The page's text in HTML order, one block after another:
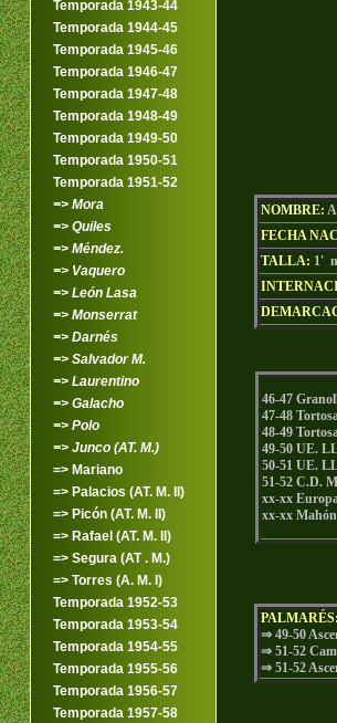
Temporada 1943-44
Temporada 1944-45
Temporada 1945-46
Temporada 1946-47
Temporada 1947-48
Temporada 1948-49
Temporada 1949-50
Temporada 1950-51
Temporada 1951-52
=> Mora
=> Quiles
=> Méndez.
=> Vaquero
=> León Lasa
=> Monserrat
=> Darnés
=> Salvador M.
=> Laurentino
=> Galacho
=> Polo
=> Junco (AT. M.)
=> Mariano
=> Palacios (AT. M. II)
=> Picón (AT. M. II)
=> Rafael (AT. M. II)
=> Segura (AT . M.)
=> Torres (A. M. I)
Temporada 1952-53
Temporada 1953-54
Temporada 1954-55
Temporada 1955-56
Temporada 1956-57
Temporada 1957-58
NOMBRE:
FECHA
TALLA:
46-47
47-48
48-49
49-50 UE.
50-51 UE.
51-52 C.D.
xx-xx
xx-xx Mahón
PALMARÉS:
⇒ 49-50
⇒ 51-52
⇒ 51-52